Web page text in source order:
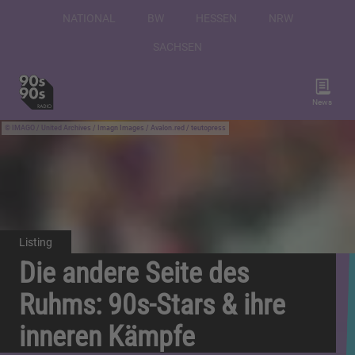
News
IMAGO / United Archives / Imagn Images / Avalon.red / teutopress
Listing
Die andere Seite des
Ruhms: 90s-Stars & ihre
inneren Kämpfe